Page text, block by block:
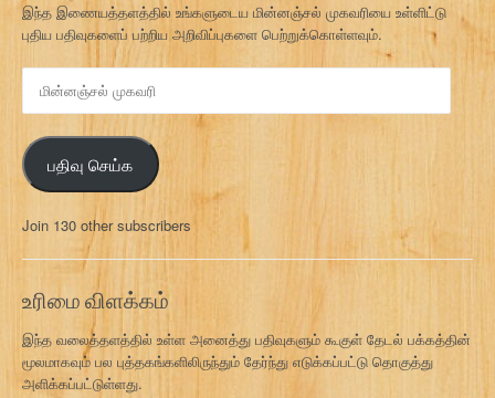
இந்த இணையத்தளத்தில் உங்களுடைய மின்னஞ்சல் முகவரியை உள்ளிட்டு
புதிய பதிவுகளைப் பற்றிய அறிவிப்புகளை பெற்றுக்கொள்ளவும்.
ஞ்
ச
ல்
க
வ
பதிவு செய்க
Join 130 other subscribers
உரிமை விளக்கம்
இந்த வலைத்தளத்தில் உள்ள அனைத்து பதிவுகளும் கூகுள் தேடல் பக்கத்தின்
மூலமாகவும் பல புத்தகங்களிலிருந்தும் தேர்ந்து எடுக்கப்பட்டு தொகுத்து
அளிக்கப்பட்டுள்ளது.